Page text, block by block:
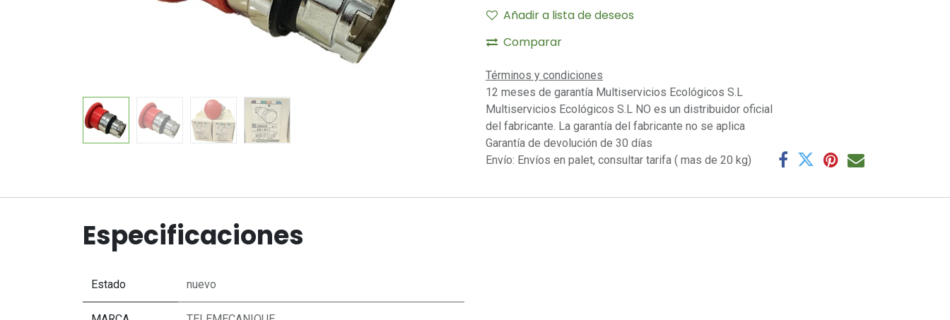
Añadir a lista de deseos
Comparar
Términos y condiciones
12 meses de garantía Multiservicios Ecológicos S.L
Multiservicios Ecológicos S.L NO es un distribuidor oficial
del fabricante. La garantía del fabricante no se aplica
Garantía de devolución de 30 días
Envío: Envíos en palet, consultar tarifa ( mas de 20 kg)
Especificaciones
Estado nuevo